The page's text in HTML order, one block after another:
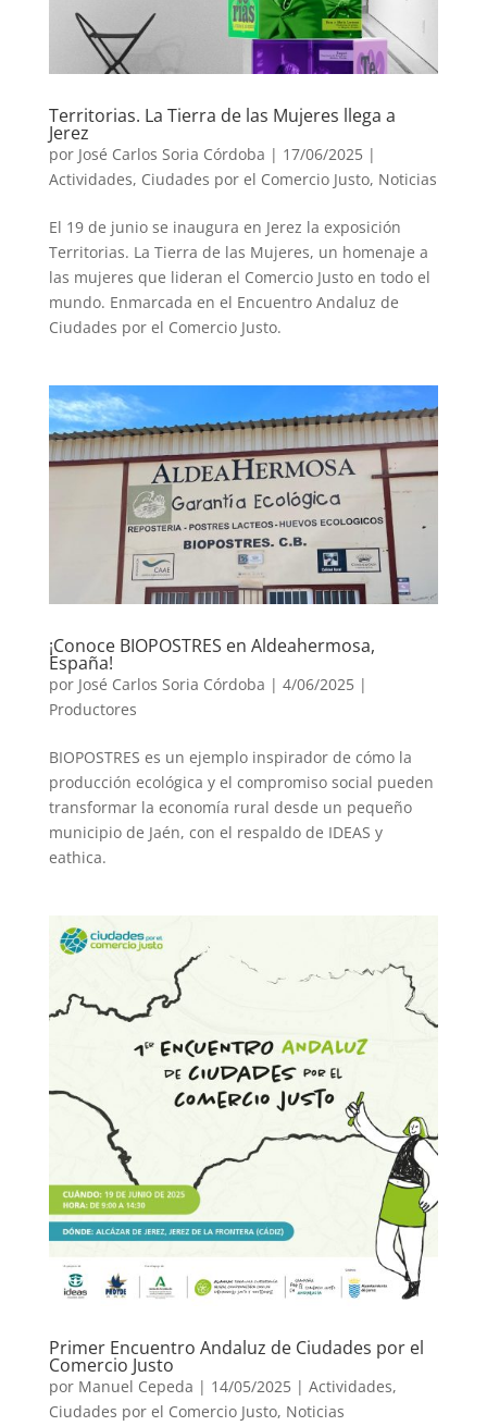
Territorias. La Tierra de las Mujeres llega a
Jerez
por José Carlos Soria Córdoba | 17/06/2025 |
Actividades, Ciudades por el Comercio Justo, Noticias
El 19 de junio se inaugura en Jerez la exposición
Territorias. La Tierra de las Mujeres, un homenaje a
las mujeres que lideran el Comercio Justo en todo el
mundo. Enmarcada en el Encuentro Andaluz de
Ciudades por el Comercio Justo.
¡Conoce BIOPOSTRES en Aldeahermosa,
España!
por José Carlos Soria Córdoba | 4/06/2025 |
Productores
BIOPOSTRES es un ejemplo inspirador de cómo la
producción ecológica y el compromiso social pueden
transformar la economía rural desde un pequeño
municipio de Jaén, con el respaldo de IDEAS y
eathica.
Primer Encuentro Andaluz de Ciudades por el
Comercio Justo
por Manuel Cepeda | 14/05/2025 | Actividades,
Ciudades por el Comercio Justo, Noticias